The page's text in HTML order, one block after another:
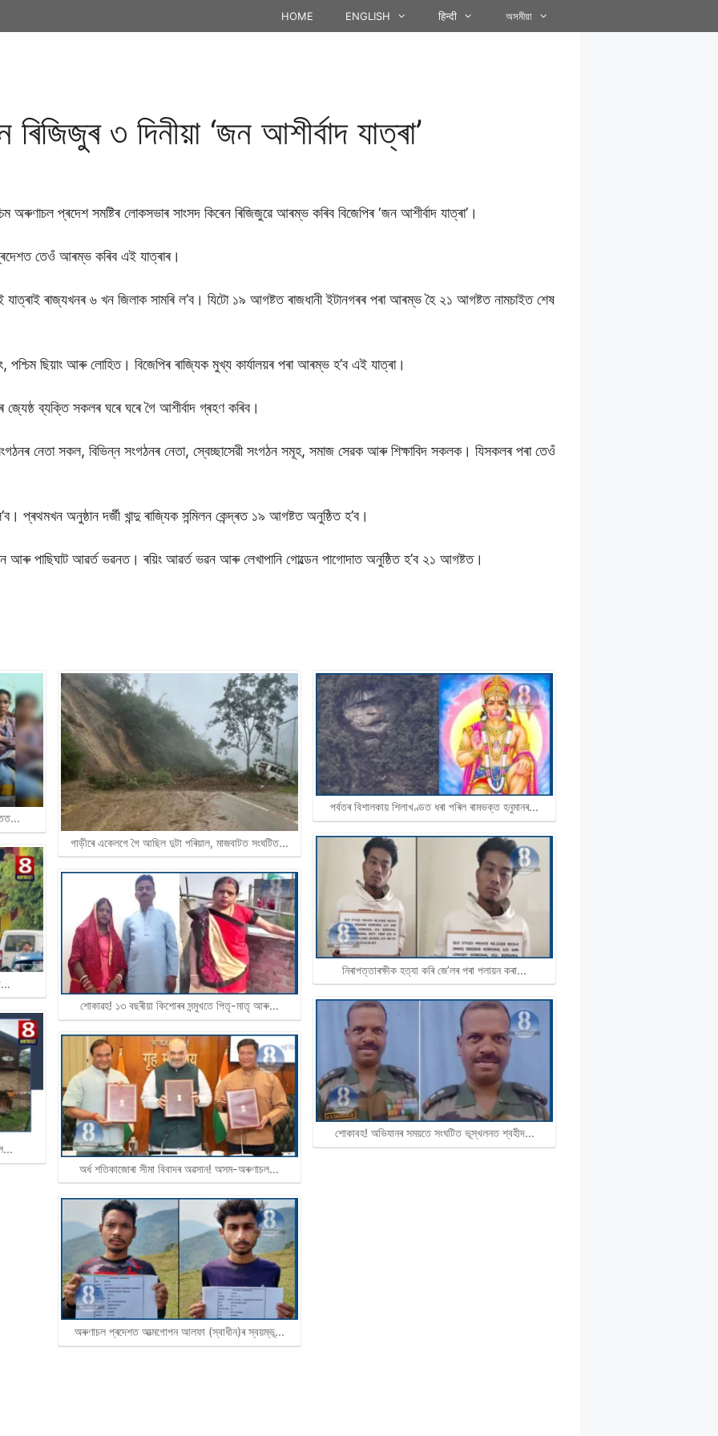
HOME ENGLISH हिन्दी অসমীয়া
ৰিজিজুৰ ৩ দিনীয়া ‘জন আশীৰ্বাদ যাত্ৰা’
অৰুণাচল প্ৰদেশ সমষ্টিৰ লোকসভাৰ সাংসদ কিৰেন ৰিজিজুৱে আৰম্ভ কৰিব বিজেপিৰ ‘জন আশীৰ্বাদ যাত্ৰা’।
তেওঁ আৰম্ভ কৰিব এই যাত্ৰাৰ।
যাত্ৰাই ৰাজ্যখনৰ ৬ খন জিলাক সামৰি ল’ব। যিটো ১৯ আগষ্টত ৰাজধানী ইটানগৰৰ পৰা আৰম্ভ হৈ ২১ আগষ্টত নামচাইত শেষ
পশ্চিম ছিয়াং আৰু লোহিত। বিজেপিৰ ৰাজ্যিক মুখ্য কাৰ্যালয়ৰ পৰা আৰম্ভ হ’ব এই যাত্ৰা।
জ্যেষ্ঠ ব্যক্তি সকলৰ ঘৰে ঘৰে গৈ আশীৰ্বাদ গ্ৰহণ কৰিব।
নেতা সকল, বিভিন্ন সংগঠনৰ নেতা, স্বেচ্ছাসেৱী সংগঠন সমূহ, সমাজ সেৱক আৰু শিক্ষাবিদ সকলক। যিসকলৰ পৰা তেওঁ
অনুষ্ঠান দর্জী খান্দু ৰাজ্যিক সন্মিলন কেন্দ্ৰত ১৯ আগষ্টত অনুষ্ঠিত হ’ব।
আৰু পাছিঘাট আৱৰ্ত ভৱনত। ৰয়িং আৱৰ্ত ভৱন আৰু লেখাপানি গোল্ডেন পাগোদাত অনুষ্ঠিত হ’ব ২১ আগষ্টত।
গাড়ীৰে একেলগে গৈ আছিল দুটা পৰিয়াল, মাজবাটত সংঘটিত…
শােকাৱহ! ১৩ বছৰীয়া কিশােৰৰ সন্মুখতে পিতৃ-মাতৃ আৰু…
অৰ্ধ শতিকাজোৰা সীমা বিবাদৰ অৱসান! অসম-অৰুণাচল…
অৰুণাচল প্ৰদেশত আত্মগোপন আলফা (স্বাধীন)ৰ স্বয়ম্ভূ…
পৰ্বতৰ বিশালকায় শিলাখণ্ডত ধৰা পৰিল ৰামভক্ত হনুমানৰ…
নিৰাপত্তাৰক্ষীক হত্যা কৰি জে’লৰ পৰা পলায়ন কৰা…
শোকাবহ! অভিযানৰ সময়তে সংঘটিত ভূস্খলনত শ্বহীদ…